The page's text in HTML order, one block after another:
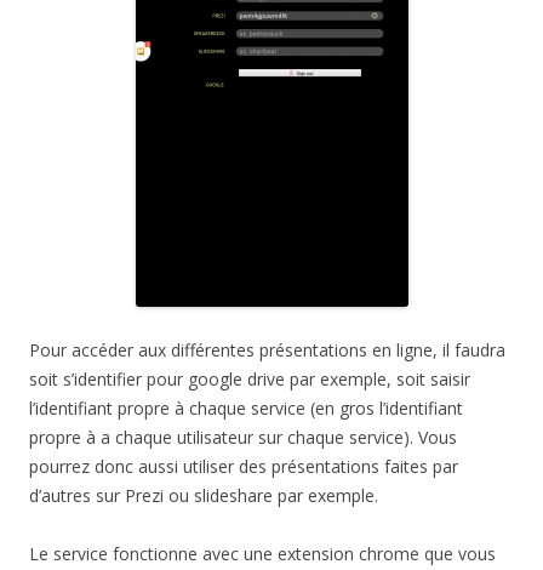
Pour accéder aux différentes présentations en ligne, il faudra
soit s’identifier pour google drive par exemple, soit saisir
l’identifiant propre à chaque service (en gros l’identifiant
propre à a chaque utilisateur sur chaque service). Vous
pourrez donc aussi utiliser des présentations faites par
d’autres sur Prezi ou slideshare par exemple.
Le service fonctionne avec une extension chrome que vous